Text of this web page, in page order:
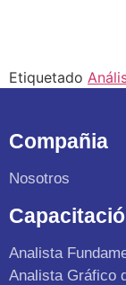
Etiquetado
Compañia
Nosotros
Analista
Analista Gráfico